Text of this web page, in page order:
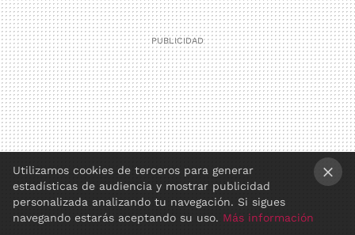
Utilizamos cookies de terceros para generar
estadísticas de audiencia y mostrar publicidad
personalizada analizando tu navegación. Si sigues
navegando estarás aceptando su uso. Más información